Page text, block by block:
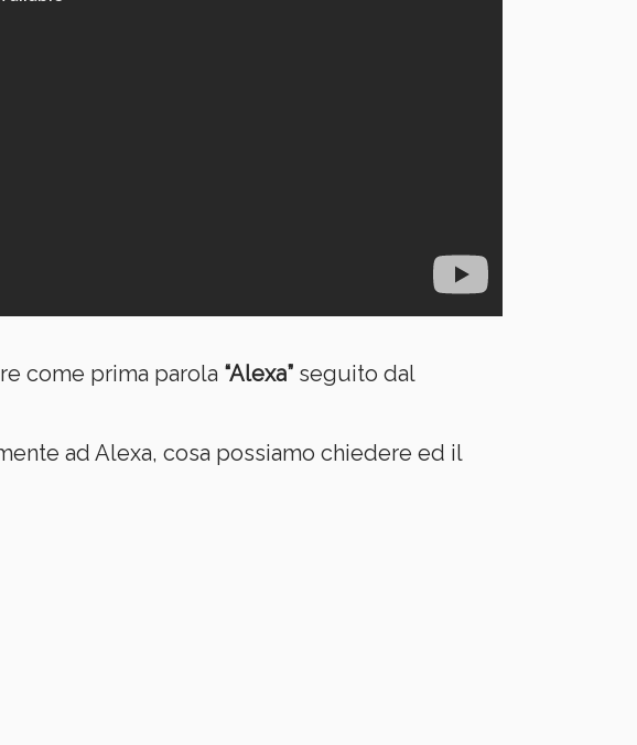
come prima parola “Alexa” seguito dal
ad Alexa, cosa possiamo chiedere ed il